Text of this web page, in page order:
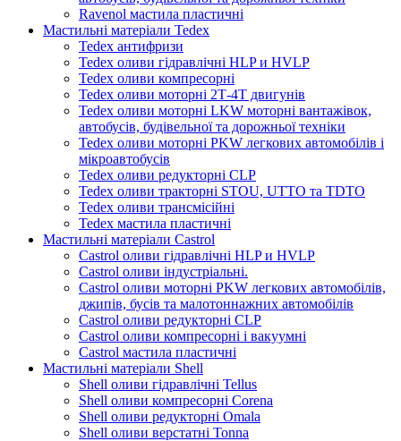
Ravenol мастила пластичні
Мастильні матеріали Tedex
Tedex антифризи
Tedex оливи гідравлічні HLP и HVLP
Tedex оливи компресорні
Tedex оливи моторні 2Т-4Т двигунів
Tedex оливи моторні LKW моторні вантажівок,
автобусів, будівельної та дорожньої техніки
Tedex оливи моторні PKW легкових автомобілів і
мікроавтобусів
Tedex оливи редукторні CLP
Tedex оливи тракторні STOU, UTTO та TDTO
Tedex оливи трансмісійні
Tedex мастила пластичні
Мастильні матеріали Castrol
Castrol оливи гідравлічні HLP и HVLP
Castrol оливи індустріальні.
Castrol оливи моторні PKW легкових автомобілів,
джипів, бусів та малотоннажних автомобілів
Castrol оливи редукторні CLP
Castrol оливи компресорні і вакуумні
Castrol мастила пластичні
Мастильні матеріали Shell
Shell оливи гідравлічні Tellus
Shell оливи компресорні Corena
Shell оливи редукторні Omala
Shell оливи верстатні Tonna